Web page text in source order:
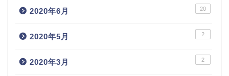
2020年6月 20
2020年5月 2
2020年3月 2